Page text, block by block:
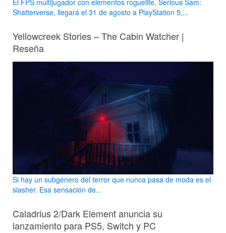
Shatterverse, llegará el 31 de agosto a PlayStation 5,...
Yellowcreek Stories – The Cabin Watcher |
Reseña
Si hay un subgénero del terror que nunca pasa de moda es el
slasher. Esa sensación de...
Caladrius 2/Dark Element anuncia su
lanzamiento para PS5, Switch y PC